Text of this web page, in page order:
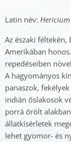
Latin név:
Az északi féltekén,
Amerikában
repedéseiben
A hagyományos
panaszok,
indián őslakosok
porrá őrölt
állatkísérletek
lehet gyomor- és